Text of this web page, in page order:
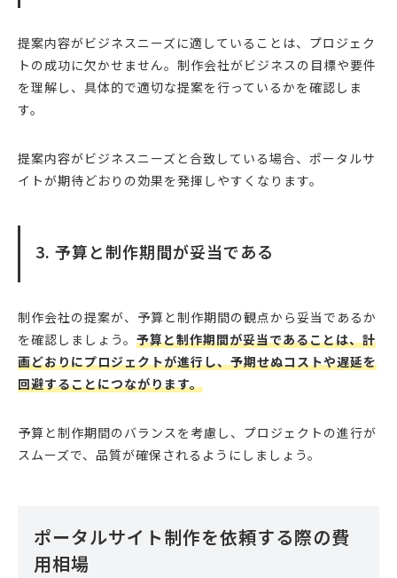
提案内容がビジネスニーズに適していることは、プロジェク
トの成功に欠かせません。制作会社がビジネスの目標や要件
を理解し、具体的で適切な提案を行っているかを確認しま
す。
提案内容がビジネスニーズと合致している場合、ポータルサ
イトが期待どおりの効果を発揮しやすくなります。
3. 予算と制作期間が妥当である
制作会社の提案が、予算と制作期間の観点から妥当であるか
を確認しましょう。 予算と制作期間が妥当であることは、計
画どおりにプロジェクトが進行し、予期せぬコストや遅延を
回避することにつながります。
予算と制作期間のバランスを考慮し、プロジェクトの進行が
スムーズで、品質が確保されるようにしましょう。
ポータルサイト制作を依頼する際の費
用相場